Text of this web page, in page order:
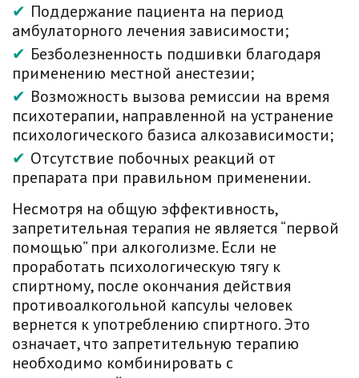
Поддержание пациента на период
амбулаторного лечения зависимости;
Безболезненность подшивки благодаря
применению местной анестезии;
Возможность вызова ремиссии на время
психотерапии, направленной на устранение
психологического базиса алкозависимости;
Отсутствие побочных реакций от
препарата при правильном применении.
Несмотря на общую эффективность,
запретительная терапия не является “первой
помощью” при алкоголизме. Если не
проработать психологическую тягу к
спиртному, после окончания действия
противоалкогольной капсулы человек
вернется к употреблению спиртного. Это
означает, что запретительную терапию
необходимо комбинировать с